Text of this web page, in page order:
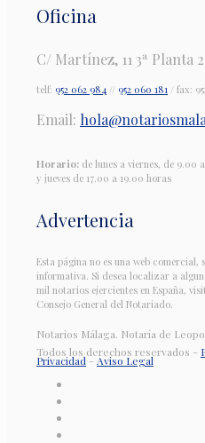
Oficina
C/ Martínez, 11 3ª Planta
telf: 952 062 984 // 952 060 181 / fax:
Email:
Horario: de lunes a viernes, de 9.00
y jueves de 17.00 a 19.00 horas
Advertencia
Esta página no es una web comercial,
informativa. Si desea localizar a
mil notarios ejercientes en España,
Consejo General del Notariado.
Notarios Málaga. Notaría de
Todos los derechos reservados -
Privacidad-Aviso Legal